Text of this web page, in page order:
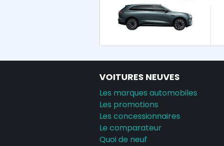
VOITURES NEUVES
Les marques automobiles
Les promotions
Les concessionnaires
Le comparateur
Quoi de neuf